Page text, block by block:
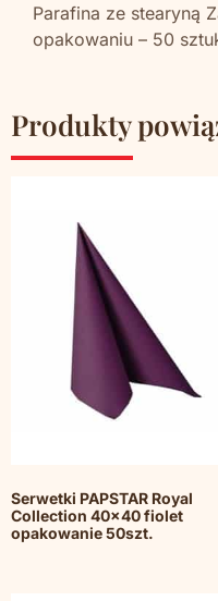
Parafina ze stearyną
opakowaniu – 50
Produkty
Serwetki PAPSTAR Royal
Collection 40×40 fiolet
opakowanie 50szt.